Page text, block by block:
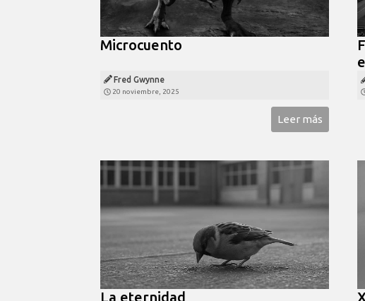
Microcuento
Fred Gwynne
20 noviembre, 2025
Leer más
La eternidad